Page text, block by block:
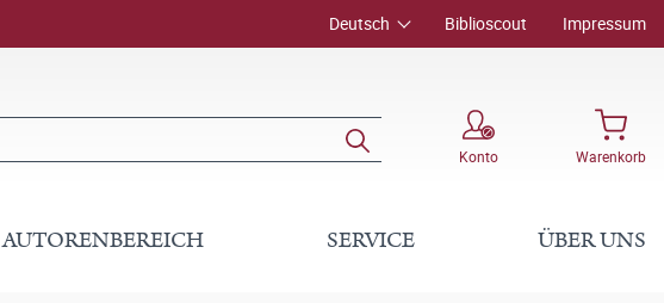
Deutsch Biblioscout Impressum
Konto Warenkorb
AUTORENBEREICH SERVICE ÜBER UNS